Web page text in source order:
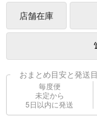
店舗在庫
おまとめ目安と発送
毎度便
未定から
5日以内に発送